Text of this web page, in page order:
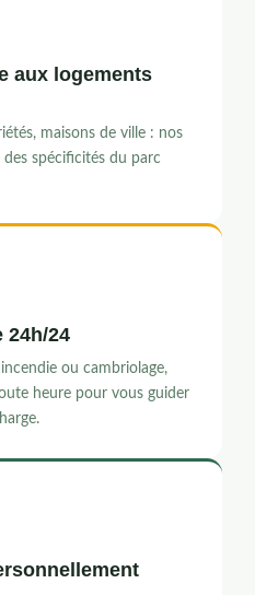
aux logements
maisons de ville : nos
spécificités du parc
24h/24
ou cambriolage,
heure pour vous guider